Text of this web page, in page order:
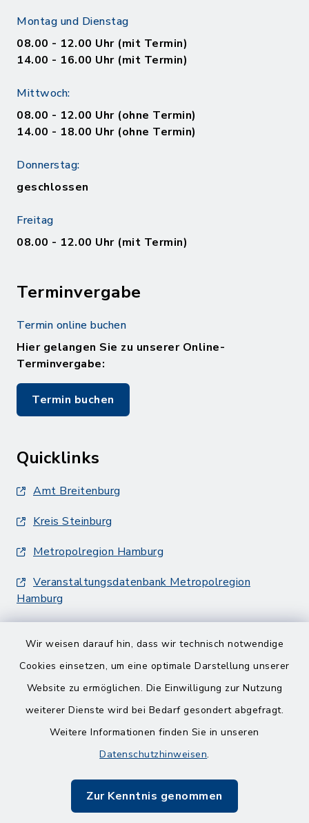
Wir weisen darauf hin, dass wir technisch notwendige
Cookies einsetzen, um eine optimale Darstellung unserer
Website zu ermöglichen. Die Einwilligung zur Nutzung
weiterer Dienste wird bei Bedarf gesondert abgefragt.
Weitere Informationen finden Sie in unseren
Datenschutzhinweisen.
Zur Kenntnis genommen
Montag und Dienstag
08.00 - 12.00 Uhr (mit Termin)
14.00 - 16.00 Uhr (mit Termin)
Mittwoch:
08.00 - 12.00 Uhr (ohne Termin)
14.00 - 18.00 Uhr (ohne Termin)
Donnerstag:
geschlossen
Freitag
08.00 - 12.00 Uhr (mit Termin)
Terminvergabe
Termin online buchen
Hier gelangen Sie zu unserer Online-
Terminvergabe:
Termin buchen
Quicklinks
Amt Breitenburg
Kreis Steinburg
Metropolregion Hamburg
Veranstaltungsdatenbank Metropolregion
Hamburg
Barrierefreiheit
Impressum